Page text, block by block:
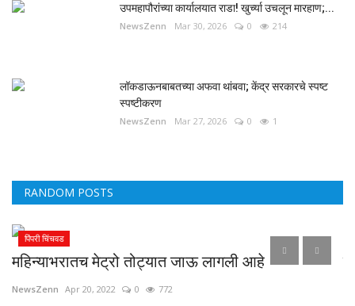
उपमहापौरांच्या कार्यालयात राडा! खुर्च्या उचलून मारहाण;...
NewsZenn Mar 30, 2026 0 214
लॉकडाऊनबाबतच्या अफवा थांबवा; केंद्र सरकारचे स्पष्ट
स्पष्टीकरण
NewsZenn Mar 27, 2026 0 1
RANDOM POSTS
पिंपरी चिंचवड
महिन्याभरातच मेट्रो तोट्यात जाऊ लागली आहे
NewsZenn Apr 20, 2022 0 772